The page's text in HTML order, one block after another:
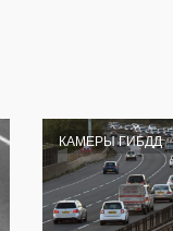
КАМЕРЫ ГИБДД